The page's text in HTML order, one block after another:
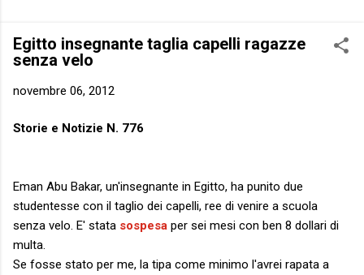
Egitto insegnante taglia capelli ragazze
senza velo
novembre 06, 2012
Storie e Notizie N. 776
Eman Abu Bakar, un'insegnante in Egitto, ha punito due
studentesse con il taglio dei capelli, ree di venire a scuola
senza velo. E' stata sospesa per sei mesi con ben 8 dollari di
multa.
Se fosse stato per me, la tipa come minimo l'avrei rapata a